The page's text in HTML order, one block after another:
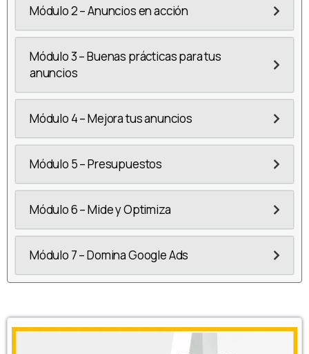
Módulo 2 – Anuncios en acción
Módulo 3 – Buenas prácticas para tus
anuncios
Módulo 4 – Mejora tus anuncios
Módulo 5 – Presupuestos
Módulo 6 – Mide y Optimiza
Módulo 7 – Domina Google Ads